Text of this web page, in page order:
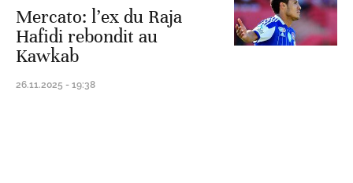
Mercato: l’ex du Raja
Hafidi rebondit au
Kawkab
26.11.2025 - 19:38